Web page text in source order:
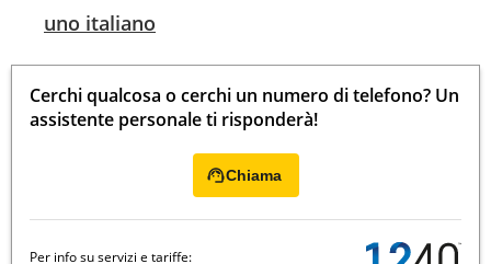
uno italiano
Cerchi qualcosa o cerchi un numero di telefono? Un
assistente personale ti risponderà!
Chiama
Per info su servizi e tariffe: